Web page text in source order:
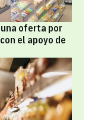
oferta por
el apoyo de